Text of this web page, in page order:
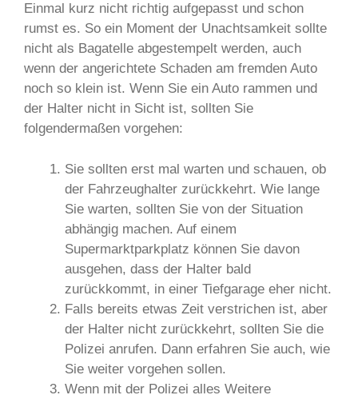
Einmal kurz nicht richtig aufgepasst und schon
rumst es. So ein Moment der Unachtsamkeit sollte
nicht als Bagatelle abgestempelt werden, auch
wenn der angerichtete Schaden am fremden Auto
noch so klein ist. Wenn Sie ein Auto rammen und
der Halter nicht in Sicht ist, sollten Sie
folgendermaßen vorgehen:
Sie sollten erst mal warten und schauen, ob
der Fahrzeughalter zurückkehrt. Wie lange
Sie warten, sollten Sie von der Situation
abhängig machen. Auf einem
Supermarktparkplatz können Sie davon
ausgehen, dass der Halter bald
zurückkommt, in einer Tiefgarage eher nicht.
Falls bereits etwas Zeit verstrichen ist, aber
der Halter nicht zurückkehrt, sollten Sie die
Polizei anrufen. Dann erfahren Sie auch, wie
Sie weiter vorgehen sollen.
Wenn mit der Polizei alles Weitere